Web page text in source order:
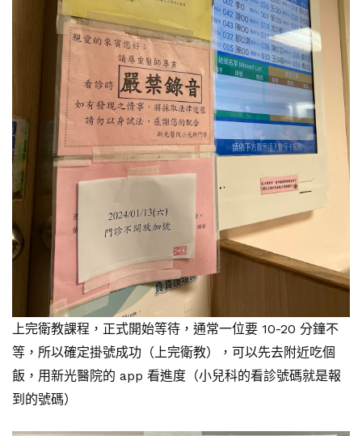
上完衛教課程，正式開始等待，通常一位要 10-20 分鐘不
等，所以確定掛號成功（上完衛教），可以先去附近吃個
飯，用新光醫院的 app 看進度（小兒科的看診號碼就是報
到的號碼）